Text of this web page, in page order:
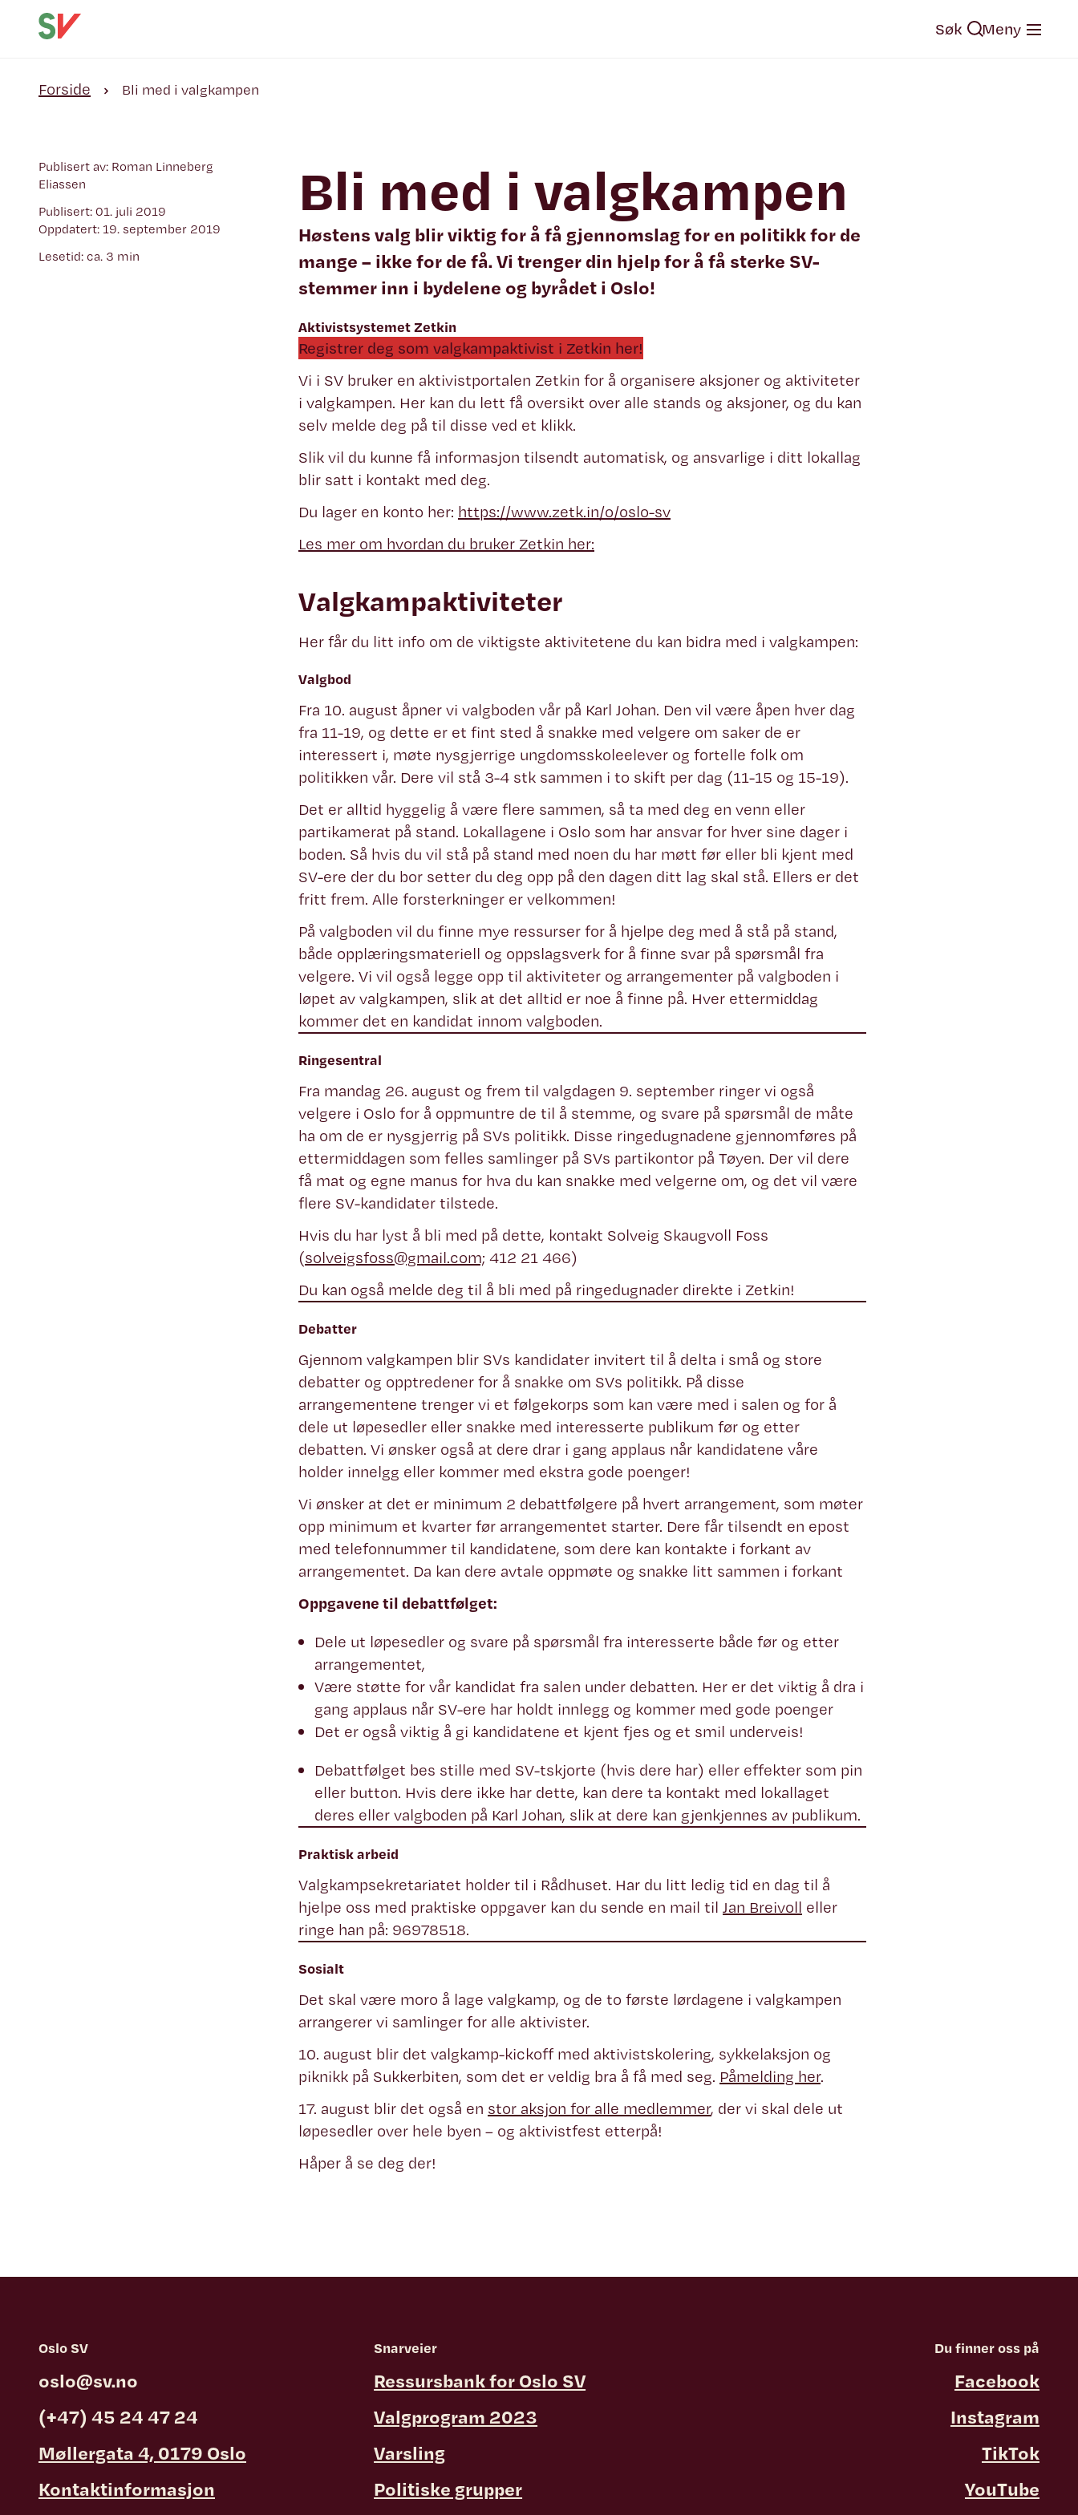
Søk Meny
Forside Bli med i valgkampen
Publisert av: Roman Linneberg
Eliassen
Publisert: 01. juli 2019
Oppdatert: 19. september 2019
Lesetid: ca. 3 min
Bli med i valgkampen
Høstens valg blir viktig for å få gjennomslag for en politikk for de
mange – ikke for de få. Vi trenger din hjelp for å få sterke SV-
stemmer inn i bydelene og byrådet i Oslo!
Aktivistsystemet Zetkin
Registrer deg som valgkampaktivist i Zetkin her!
Vi i SV bruker en aktivistportalen Zetkin for å organisere aksjoner og aktiviteter
i valgkampen. Her kan du lett få oversikt over alle stands og aksjoner, og du kan
selv melde deg på til disse ved et klikk.
Slik vil du kunne få informasjon tilsendt automatisk, og ansvarlige i ditt lokallag
blir satt i kontakt med deg.
Du lager en konto her: https://www.zetk.in/o/oslo-sv
Les mer om hvordan du bruker Zetkin her:
Valgkampaktiviteter
Her får du litt info om de viktigste aktivitetene du kan bidra med i valgkampen:
Valgbod
Fra 10. august åpner vi valgboden vår på Karl Johan. Den vil være åpen hver dag
fra 11-19, og dette er et fint sted å snakke med velgere om saker de er
interessert i, møte nysgjerrige ungdomsskoleelever og fortelle folk om
politikken vår. Dere vil stå 3-4 stk sammen i to skift per dag (11-15 og 15-19).
Det er alltid hyggelig å være flere sammen, så ta med deg en venn eller
partikamerat på stand. Lokallagene i Oslo som har ansvar for hver sine dager i
boden. Så hvis du vil stå på stand med noen du har møtt før eller bli kjent med
SV-ere der du bor setter du deg opp på den dagen ditt lag skal stå. Ellers er det
fritt frem. Alle forsterkninger er velkommen!
På valgboden vil du finne mye ressurser for å hjelpe deg med å stå på stand,
både opplæringsmateriell og oppslagsverk for å finne svar på spørsmål fra
velgere. Vi vil også legge opp til aktiviteter og arrangementer på valgboden i
løpet av valgkampen, slik at det alltid er noe å finne på. Hver ettermiddag
kommer det en kandidat innom valgboden.
Ringesentral
Fra mandag 26. august og frem til valgdagen 9. september ringer vi også
velgere i Oslo for å oppmuntre de til å stemme, og svare på spørsmål de måte
ha om de er nysgjerrig på SVs politikk. Disse ringedugnadene gjennomføres på
ettermiddagen som felles samlinger på SVs partikontor på Tøyen. Der vil dere
få mat og egne manus for hva du kan snakke med velgerne om, og det vil være
flere SV-kandidater tilstede.
Hvis du har lyst å bli med på dette, kontakt Solveig Skaugvoll Foss
(solveigsfoss@gmail.com; 412 21 466)
Du kan også melde deg til å bli med på ringedugnader direkte i Zetkin!
Debatter
Gjennom valgkampen blir SVs kandidater invitert til å delta i små og store
debatter og opptredener for å snakke om SVs politikk. På disse
arrangementene trenger vi et følgekorps som kan være med i salen og for å
dele ut løpesedler eller snakke med interesserte publikum før og etter
debatten. Vi ønsker også at dere drar i gang applaus når kandidatene våre
holder innelgg eller kommer med ekstra gode poenger!
Vi ønsker at det er minimum 2 debattfølgere på hvert arrangement, som møter
opp minimum et kvarter før arrangementet starter. Dere får tilsendt en epost
med telefonnummer til kandidatene, som dere kan kontakte i forkant av
arrangementet. Da kan dere avtale oppmøte og snakke litt sammen i forkant
Oppgavene til debattfølget:
Dele ut løpesedler og svare på spørsmål fra interesserte både før og etter
arrangementet,
Være støtte for vår kandidat fra salen under debatten. Her er det viktig å dra i
gang applaus når SV-ere har holdt innlegg og kommer med gode poenger
Det er også viktig å gi kandidatene et kjent fjes og et smil underveis!
Debattfølget bes stille med SV-tskjorte (hvis dere har) eller effekter som pin
eller button. Hvis dere ikke har dette, kan dere ta kontakt med lokallaget
deres eller valgboden på Karl Johan, slik at dere kan gjenkjennes av publikum.
Praktisk arbeid
Valgkampsekretariatet holder til i Rådhuset. Har du litt ledig tid en dag til å
hjelpe oss med praktiske oppgaver kan du sende en mail til Jan Breivoll eller
ringe han på: 96978518.
Sosialt
Det skal være moro å lage valgkamp, og de to første lørdagene i valgkampen
arrangerer vi samlinger for alle aktivister.
10. august blir det valgkamp-kickoff med aktivistskolering, sykkelaksjon og
piknikk på Sukkerbiten, som det er veldig bra å få med seg. Påmelding her.
17. august blir det også en stor aksjon for alle medlemmer, der vi skal dele ut
løpesedler over hele byen – og aktivistfest etterpå!
Håper å se deg der!
Oslo SV
oslo@sv.no
(+47) 45 24 47 24
Møllergata 4, 0179 Oslo
Kontaktinformasjon
Snarveier
Ressursbank for Oslo SV
Valgprogram 2023
Varsling
Politiske grupper
Du finner oss på
Facebook
Instagram
TikTok
YouTube